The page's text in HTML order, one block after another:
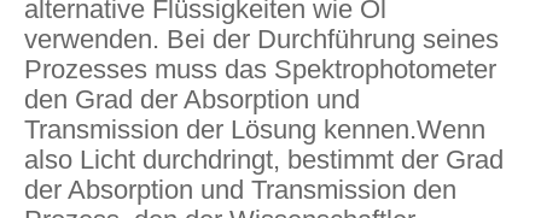
alternative Flüssigkeiten wie Öl
verwenden. Bei der Durchführung seines
Prozesses muss das Spektrophotometer
den Grad der Absorption und
Transmission der Lösung kennen.Wenn
also Licht durchdringt, bestimmt der Grad
der Absorption und Transmission den